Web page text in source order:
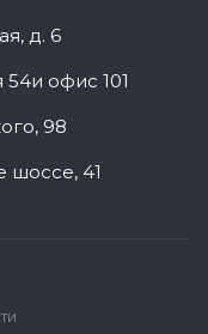
д. 6
54и офис 101
98
шоссе, 41